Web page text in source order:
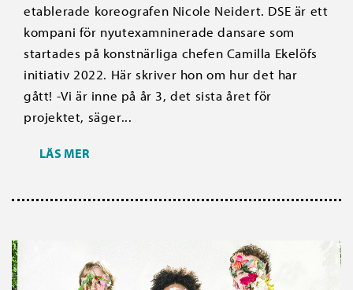
etablerade koreografen Nicole Neidert. DSE är ett
kompani för nyutexamninerade dansare som
startades på konstnärliga chefen Camilla Ekelöfs
initiativ 2022. Här skriver hon om hur det har
gått! -Vi är inne på år 3, det sista året för
projektet, säger...
LÄS MER